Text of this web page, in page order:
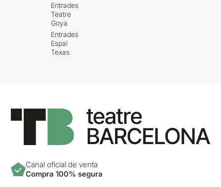
Entrades
Teatre
Goya
Entrades
Espai
Texas
Canal oficial de venta
Compra 100% segura